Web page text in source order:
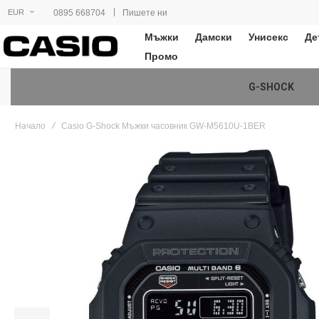
EUR 0895 668704 | Пишете ни
Мъжки Дамски Унисекс
Промо
G-SHOCK
Начало Casio G-Shock Мъжки часовник GW-M5610U-1BER